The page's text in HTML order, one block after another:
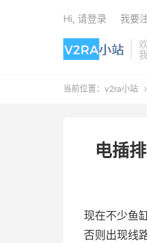
Hi, 请登录 我要
当前位置： v2ra小站 
电插
现在不少鱼
否则出现线